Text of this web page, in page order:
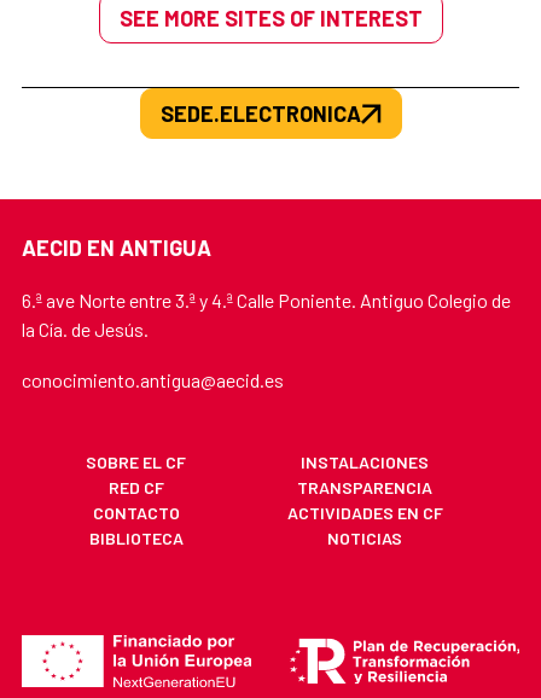
SEE MORE SITES OF INTEREST
SEDE.ELECTRONICA
AECID EN ANTIGUA
6.ª ave Norte entre 3.ª y 4.ª Calle Poniente. Antiguo Colegio de
la Cía. de Jesús.
conocimiento.antigua@aecid.es
SOBRE EL CF
INSTALACIONES
RED CF
TRANSPARENCIA
CONTACTO
ACTIVIDADES EN CF
BIBLIOTECA
NOTICIAS